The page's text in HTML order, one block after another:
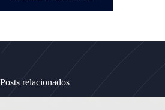
Posts relacionados